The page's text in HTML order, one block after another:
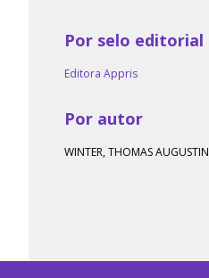
Por selo editorial
Editora Appris
Por autor
WINTER, THOMAS AUGUSTIN